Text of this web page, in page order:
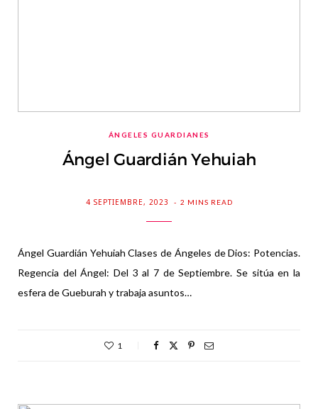
ÁNGELES GUARDIANES
Ángel Guardián Yehuiah
4 SEPTIEMBRE, 2023 2 MINS READ
Ángel Guardián Yehuiah Clases de Ángeles de Dios: Potencias.
Regencia del Ángel: Del 3 al 7 de Septiembre. Se sitúa en la
esfera de Gueburah y trabaja asuntos…
1